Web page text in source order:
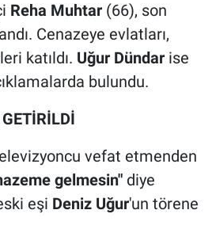
Reha Muhtar (66), son
Cenazeye evlatları,
katıldı. Uğur Dündar ise
bulundu.
vefat etmenden
gelmesin" diye
eşi Deniz Uğur'un törene